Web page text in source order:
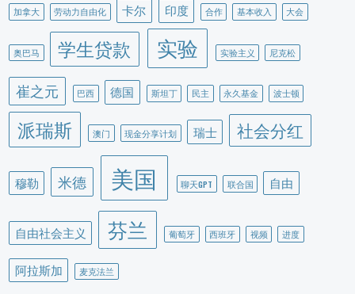
加拿大 劳动力自由化 卡尔 印度 合作 基本收入 大会
奥巴马 学生贷款 实验 实验主义 尼克松
崔之元 巴西 德国 斯坦丁 民主 永久基金 波士顿
派瑞斯 澳门 现金分享计划 瑞士 社会分红
穆勒 米德 美国 聊天GPT 联合国 自由
自由社会主义 芬兰 葡萄牙 西班牙 视频 进度
阿拉斯加 麦克法兰